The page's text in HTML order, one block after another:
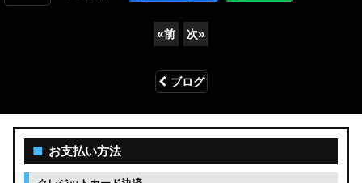
«前 次»
ブログ
■ お支払い方法